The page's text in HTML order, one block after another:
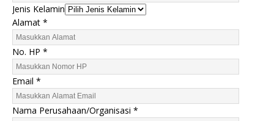
a
i
l
P
e
r
u
s
a
Jenis Kelamin
Alamat *
No. HP *
Email *
Nama Perusahaan/Organisasi *